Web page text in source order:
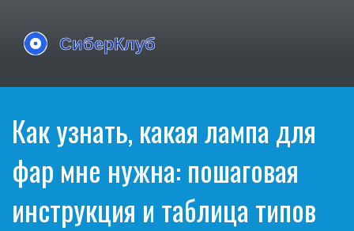
Как узнать, какая лампа для
фар мне нужна: пошаговая
инструкция и таблица типов